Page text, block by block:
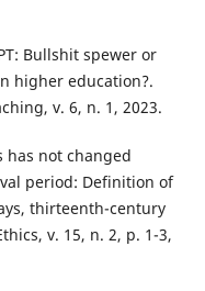
Bullshit spewer or
higher education?.
v. 6, n. 1, 2023.
has not changed
period: Definition of
thirteenth-century
v. 15, n. 2, p. 1-3,